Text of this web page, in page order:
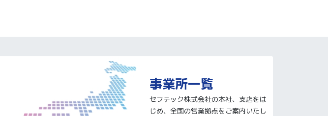
事業所一覧
セフテック株式会社の本社、支店をは
じめ、全国の営業拠点をご案内いたし